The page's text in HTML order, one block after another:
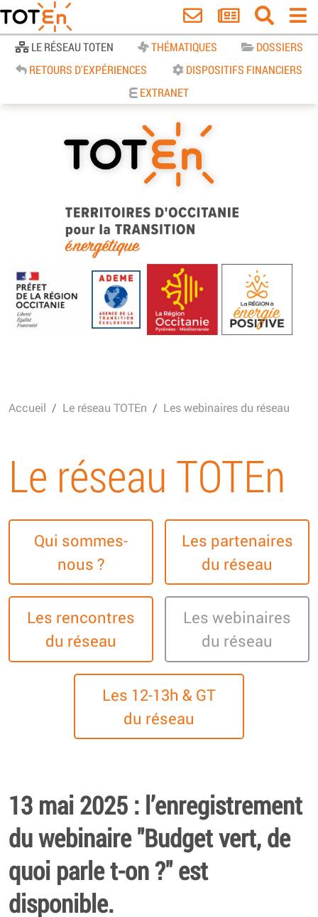
LE RÉSEAU TOTEN THÉMATIQUES
DOSSIERS
RETOURS D'EXPÉRIENCES
DISPOSITIFS FINANCIERS
EXTRANET
TOTEn Occitanie | Territoires
d’Occitanie pour la Transition
Energétique
Accueil Le réseau TOTEn Les webinaires du réseau
Le réseau TOTEn
Qui sommes-
nous ?
Les partenaires
du réseau
Les rencontres
du réseau
Les webinaires
du réseau
Les 12-13h & GT
du réseau
13 mai 2025 : l’enregistrement
du webinaire "Budget vert, de
quoi parle t-on ?" est
disponible.